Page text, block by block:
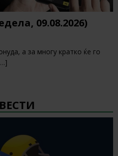
09.08.2026)
а за многу кратко ќе го